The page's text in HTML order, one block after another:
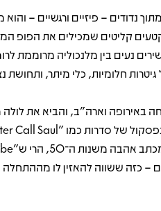
נדודים – פיזיים ורגשיים –
קליטים שמכילים את הפופ
נעים בין מלנכוליה מרוממת
חלומיות, כלי מיתר, ותחושת
באירופה וארה״ב, והביא את
כזה ששווה להאזין לו מההתחלה